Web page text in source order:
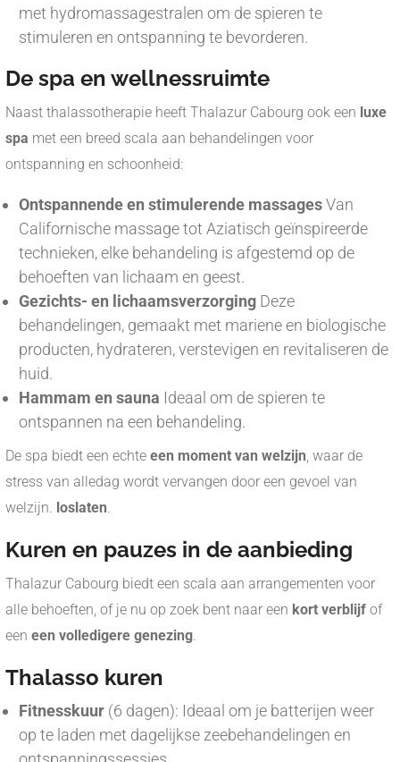
met hydromassagestralen om de spieren te
stimuleren en ontspanning te bevorderen.
De spa en wellnessruimte
Naast thalassotherapie heeft Thalazur Cabourg ook een luxe
spa met een breed scala aan behandelingen voor
ontspanning en schoonheid:
Ontspannende en stimulerende massagesVan
Californische massage tot Aziatisch geïnspireerde
technieken, elke behandeling is afgestemd op de
behoeften van lichaam en geest.
Gezichts- en lichaamsverzorging Deze
behandelingen, gemaakt met mariene en biologische
producten, hydrateren, verstevigen en revitaliseren de
huid.
Hammam en sauna Ideaal om de spieren te
ontspannen na een behandeling.
De spa biedt een echte een moment van welzijn, waar de
stress van alledag wordt vervangen door een gevoel van
welzijn. loslaten.
Kuren en pauzes in de aanbieding
Thalazur Cabourg biedt een scala aan arrangementen voor
alle behoeften, of je nu op zoek bent naar een kort verblijf of
een een volledigere genezing.
Thalasso kuren
Fitnesskuur (6 dagen): Ideaal om je batterijen weer
op te laden met dagelijkse zeebehandelingen en